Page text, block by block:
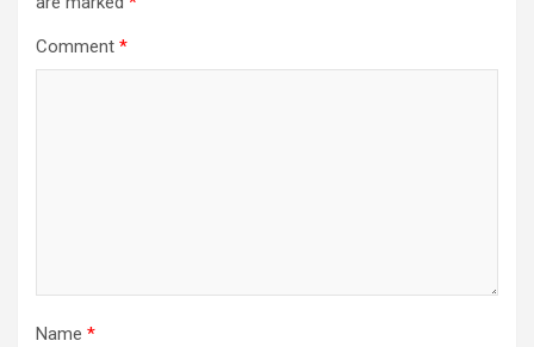
Comment *
Name *